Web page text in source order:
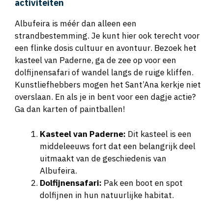
activiteiten
Albufeira is méér dan alleen een
strandbestemming. Je kunt hier ook terecht voor
een flinke dosis cultuur en avontuur. Bezoek het
kasteel van Paderne, ga de zee op voor een
dolfijnensafari of wandel langs de ruige kliffen.
Kunstliefhebbers mogen het Sant’Ana kerkje niet
overslaan. En als je in bent voor een dagje actie?
Ga dan karten of paintballen!
Kasteel van Paderne: Dit kasteel is een
middeleeuws fort dat een belangrijk deel
uitmaakt van de geschiedenis van
Albufeira.
Dolfijnensafari: Pak een boot en spot
dolfijnen in hun natuurlijke habitat.